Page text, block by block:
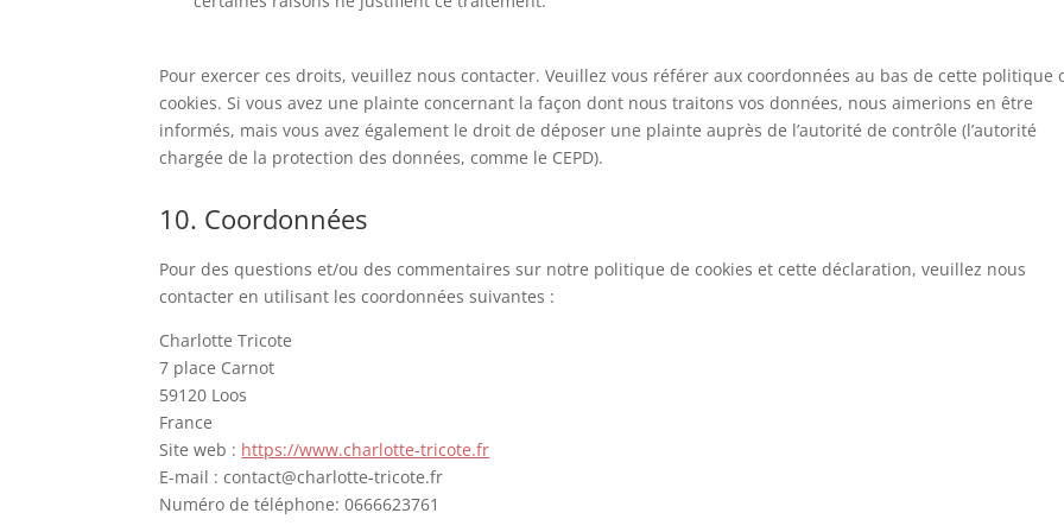
Pour exercer ces droits, veuillez nous contacter. Veuillez vous référer aux coordonnées au bas de cette politique
cookies. Si vous avez une plainte concernant la façon dont nous traitons vos données, nous aimerions en être
informés, mais vous avez également le droit de déposer une plainte auprès de l’autorité de contrôle (l’autorité
chargée de la protection des données, comme le CEPD).
10. Coordonnées
Pour des questions et/ou des commentaires sur notre politique de cookies et cette déclaration, veuillez nous
contacter en utilisant les coordonnées suivantes :
Charlotte Tricote
7 place Carnot
59120 Loos
France
Site web : https://www.charlotte-tricote.fr
E-mail :rf.etocirt-ettolrahc@tcatnoc
Numéro de téléphone: 0666623761